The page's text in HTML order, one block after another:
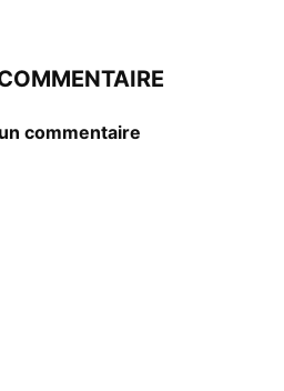
commentaire